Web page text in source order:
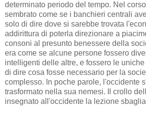
determinato periodo del tempo. Nel
sembrato come se i banchieri centrali
solo di dire dove si sarebbe trovata
addirittura di poterla direzionare a
consoni al presunto benessere della
era come se alcune persone fossero
intelligenti delle altre, e fossero le uniche
di dire cosa fosse necessario per la
complesso. In poche parole, l'occidente
trasformato nella sua nemesi. Il crollo
insegnato all'occidente la lezione